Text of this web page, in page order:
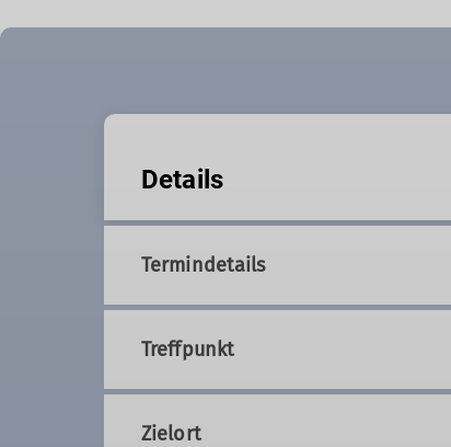
Details
Termindetails
Treffpunkt
Zielort